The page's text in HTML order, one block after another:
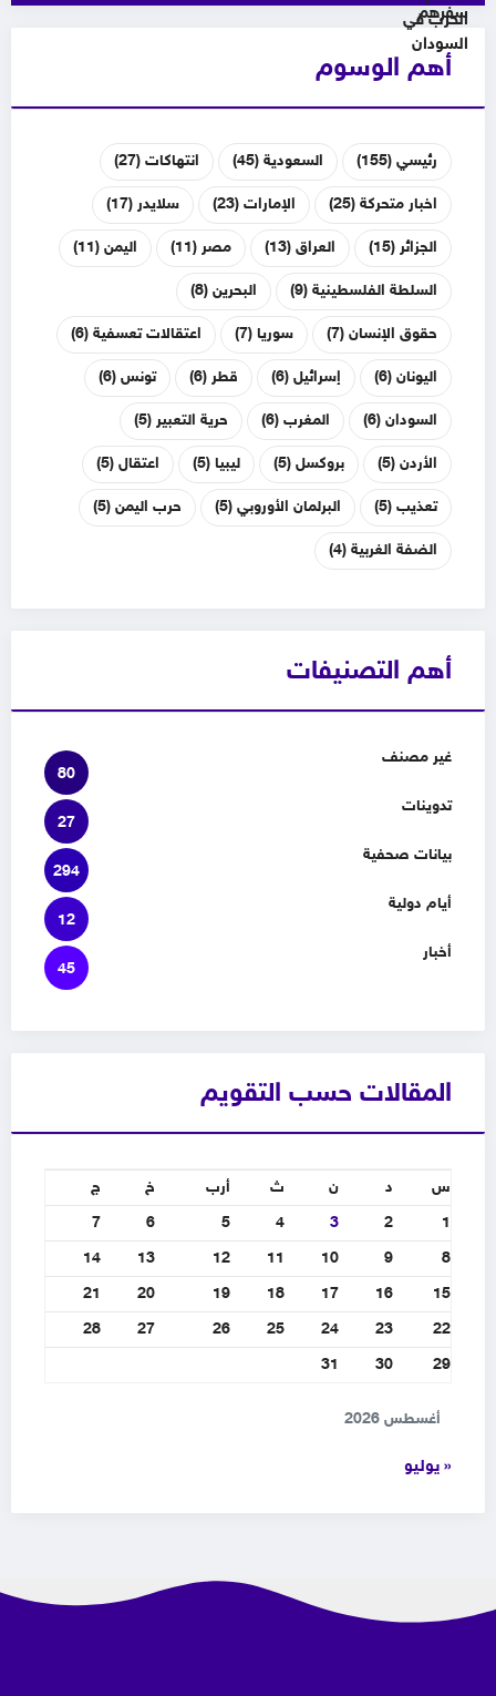
أهم الوسوم
رئيسي(155) السعودية(45) انتهاكات(27)
اخبار متحركة(25) الإمارات(23) سلايدر(17)
الجزائر(15) العراق(13) مصر(11) اليمن(11)
السلطة الفلسطينية(9) البحرين(8)
حقوق الإنسان(7) سوريا(7) اعتقالات تعسفية(6)
اليونان(6) إسرائيل(6) قطر(6) تونس(6)
السودان(6) المغرب(6) حرية التعبير(5)
الأردن(5) بروكسل(5) ليبيا(5) اعتقال(5)
تعذيب(5) البرلمان الأوروبي(5) حرب اليمن(5)
الضفة الغربية(4)
أهم التصنيفات
غير مصنف
80
تدوينات
27
بيانات صحفية
294
أيام دولية
12
أخبار
45
المقالات حسب التقويم
أغسطس 2026
س ث أرب
10
11
12
13
14
15
16
17
18
19
20
21
22
23
24
25
26
27
28
29
30
31
« يوليو